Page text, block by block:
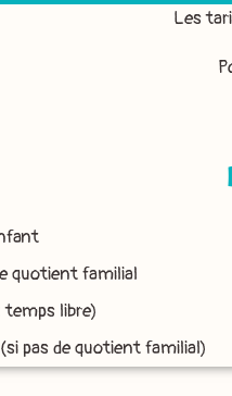
Les
quotient familial
temps libre)
pas de quotient familial)